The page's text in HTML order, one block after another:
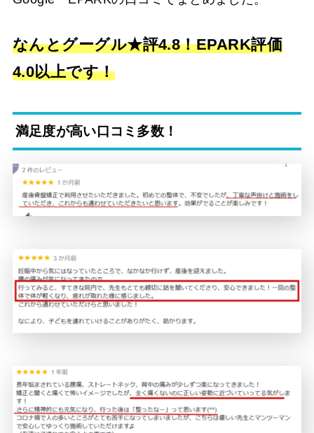
なんとグーグル★評4.8！EPARK評価
4.0以上です！
満足度が高い口コミ多数！